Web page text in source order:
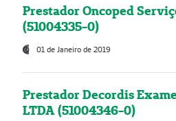
Prestador Oncoped
(51004335-0)
01 de Janeiro de 2019
Prestador Decordis
LTDA (51004346-0)